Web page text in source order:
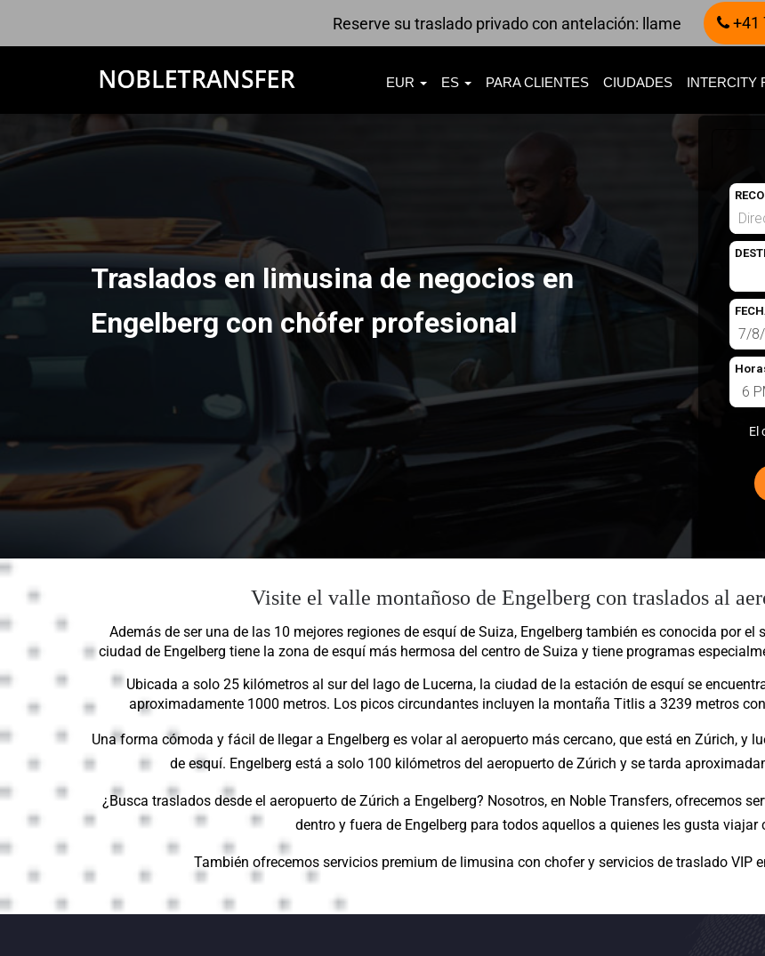
Reserve su traslado privado con antelación: llame +41
EUR ES PARA CLIENTES CIUDADES INTERCITY
Traslados en limusina de negocios en
Engelberg con chófer profesional
El
Visite el valle montañoso de Engelberg con traslados al
Además de ser una de las 10 mejores regiones de esquí de Suiza, Engelberg también es conocida por
ciudad de Engelberg tiene la zona de esquí más hermosa del centro de Suiza y tiene programas
Ubicada a solo 25 kilómetros al sur del lago de Lucerna, la ciudad de la estación de esquí se
aproximadamente 1000 metros. Los picos circundantes incluyen la montaña Titlis a 3239 metros
Una forma cómoda y fácil de llegar a Engelberg es volar al aeropuerto más cercano, que está en Zúrich, y
de esquí. Engelberg está a solo 100 kilómetros del aeropuerto de Zúrich y se tarda
¿Busca traslados desde el aeropuerto de Zúrich a Engelberg? Nosotros, en Noble Transfers, ofrecemos
dentro y fuera de Engelberg para todos aquellos a quienes les gusta
También ofrecemos servicios premium de limusina con chofer y servicios de traslado VIP